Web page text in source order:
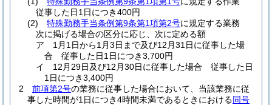
従事した日1日につき400円
(2)
特殊勤務手当条例第9条第1項第2号に規定する業務
次に掲げる場合の区分に応じ、次に定める額
ア
1月1日から1月3日まで及び12月31日に従事した場
合 従事した日1日につき3,700円
イ
12月29日及び12月30日に従事した場合 従事した日
1日につき3,400円
2
前項第2号の業務に従事した場合において、当該業務に従
事した時間が1日につき4時間未満であるときにおける同号